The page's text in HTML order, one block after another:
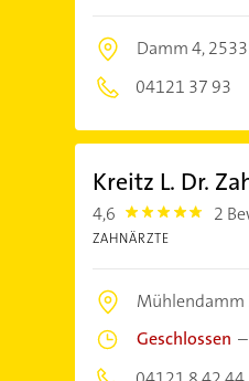
Damm 4,
04121 37 93
Kreitz L. Dr.
4,6 4.6 2
ZAHNÄRZTE
Mühlendamm
Geschlossen –